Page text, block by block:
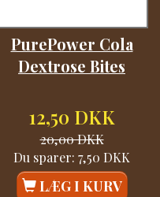
PurePower Cola
Dextrose Bites
12,50 DKK
20,00 DKK
Du sparer: 7,50 DKK
LÆG I KURV